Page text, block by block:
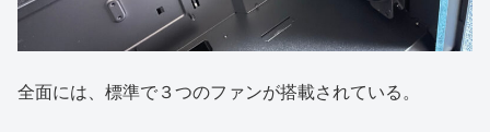
全面には、標準で３つのファンが搭載されている。